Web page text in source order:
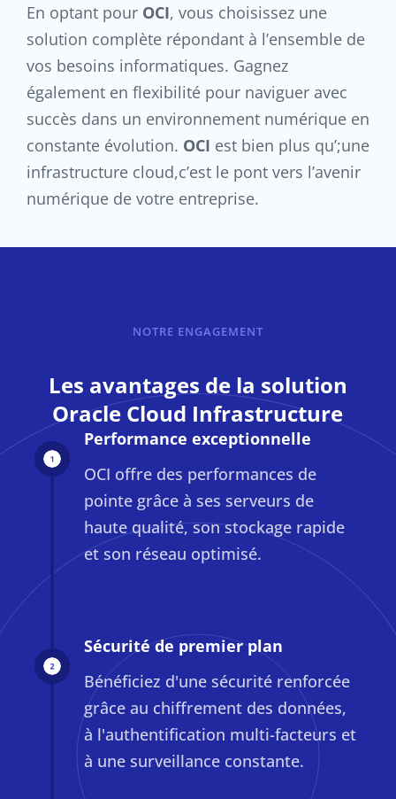
En optant pour OCI, vous choisissez une
solution complète répondant à l’ensemble de
vos besoins informatiques. Gagnez
également en flexibilité pour naviguer avec
succès dans un environnement numérique en
constante évolution. OCI est bien plus qu’;une
infrastructure cloud,c’est le pont vers l’avenir
numérique de votre entreprise.
NOTRE ENGAGEMENT
Les avantages de la solution
Oracle Cloud Infrastructure
Performance exceptionnelle
OCI offre des performances de
pointe grâce à ses serveurs de
haute qualité, son stockage rapide
et son réseau optimisé.
Sécurité de premier plan
Bénéficiez d'une sécurité renforcée
grâce au chiffrement des données,
à l'authentification multi-facteurs et
à une surveillance constante.